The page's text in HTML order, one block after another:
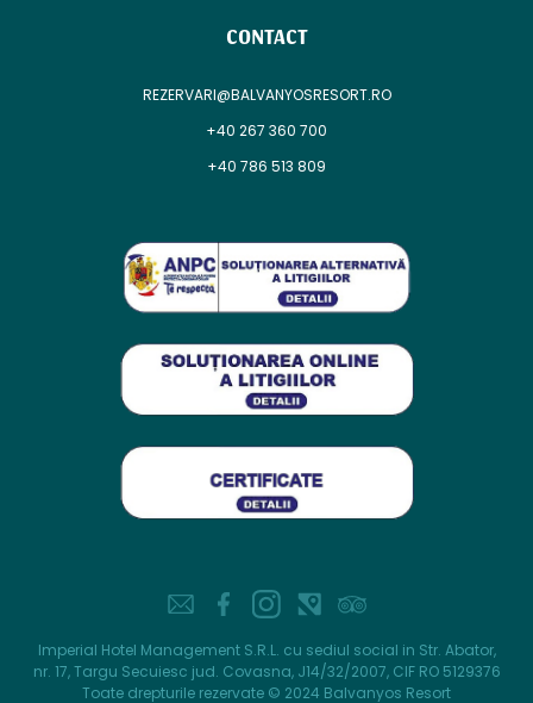
CONTACT
REZERVARI@BALVANYOSRESORT.RO
+40 267 360 700
+40 786 513 809
Imperial Hotel Management S.R.L. cu sediul social in Str. Abator,
nr. 17, Targu Secuiesc jud. Covasna, J14/32/2007, CIF RO 5129376
Toate drepturile rezervate © 2024 Balvanyos Resort